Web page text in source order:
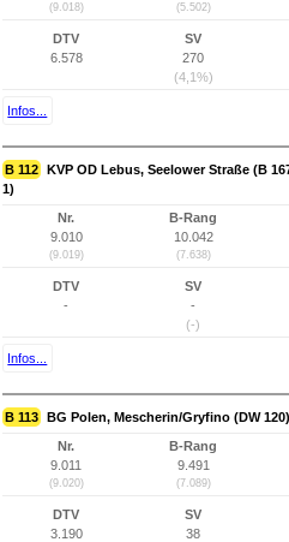
(9.018) (5.502)
DTV
6.578
SV
270
(4,1%)
Infos...
B 112 KVP OD Lebus, Seelower Straße (B
1)
Nr.
9.010
(9.019)
B-Rang
10.042
(7.638)
DTV
-
SV
-
(-)
Infos...
B 113 BG Polen, Mescherin/Gryfino (DW
Nr.
9.011
(9.020)
B-Rang
9.491
(7.089)
DTV
3.190
SV
38